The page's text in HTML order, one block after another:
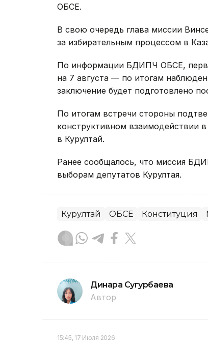
ОБСЕ.
В свою очередь глава миссии
за избирательным процессом в
По информации БДИПЧ ОБСЕ,
на 7 августа — по итогам
заключение будет подготовлено
По итогам встречи стороны
конструктивном взаимодействии
в Курултай.
Ранее сообщалось, что миссия
выборам депутатов Курултая.
Курултай ОБСЕ Конституция
Динара Сугурбаева
Автор
15:45, 17 Июля 2026